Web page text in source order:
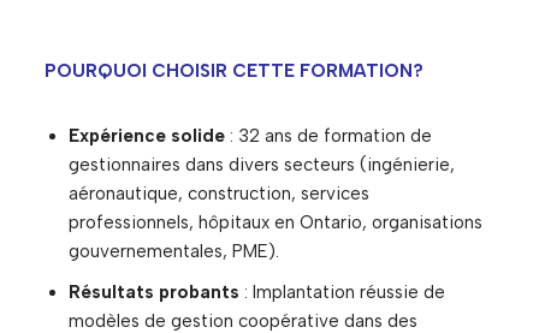
POURQUOI CHOISIR CETTE FORMATION?
Expérience solide : 32 ans de formation de
gestionnaires dans divers secteurs (ingénierie,
aéronautique, construction, services
professionnels, hôpitaux en Ontario, organisations
gouvernementales, PME).
Résultats probants : Implantation réussie de
modèles de gestion coopérative dans des